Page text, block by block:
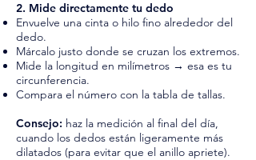
2. Mide directamente tu dedo
Envuelve una cinta o hilo fino alrededor del
dedo.
Márcalo justo donde se cruzan los extremos.
Mide la longitud en milímetros → esa es tu
circunferencia.
Compara el número con la tabla de tallas.
Consejo: haz la medición al final del día,
cuando los dedos están ligeramente más
dilatados (para evitar que el anillo apriete).